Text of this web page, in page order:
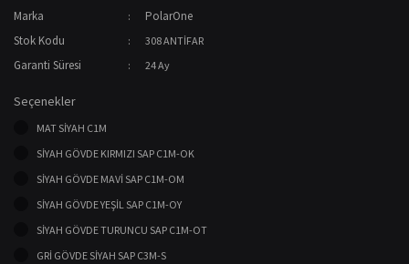
Marka
PolarOne
Stok Kodu
308 ANTİFAR
Garanti Süresi 24 Ay
Seçenekler
MAT SİYAH C1M
SİYAH GÖVDE KIRMIZI SAP C1M-OK
SİYAH GÖVDE MAVİ SAP C1M-OM
SİYAH GÖVDE YEŞİL SAP C1M-OY
SİYAH GÖVDE TURUNCU SAP C1M-OT
GRİ GÖVDE SİYAH SAP C3M-S